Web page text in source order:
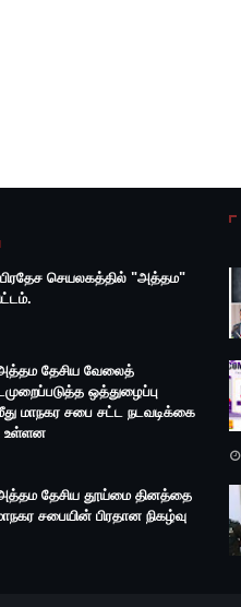
செயலகத்தில் "அத்தம"
தேசிய வேலைத்
ஒத்துழைப்பு
மாநகர சபை சட்ட நடவடிக்கை
உள்ளன
தேசிய தூய்மை தினத்தை
சபையின் பிரதான நிகழ்வு